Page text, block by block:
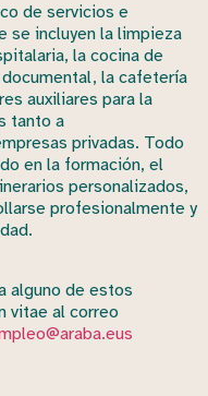
de servicios e
se incluyen la limpieza
la cocina de
la cafetería
auxiliares para la
tanto a
privadas. Todo
en la formación, el
personalizados,
profesionalmente y
alguno de estos
vitae al correo